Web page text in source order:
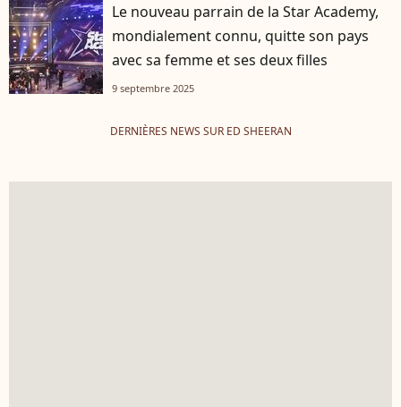
Le nouveau parrain de la Star Academy,
mondialement connu, quitte son pays
avec sa femme et ses deux filles
9 septembre 2025
DERNIÈRES NEWS SUR ED SHEERAN